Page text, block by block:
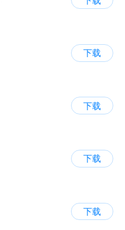
下载
下载
下载
下载